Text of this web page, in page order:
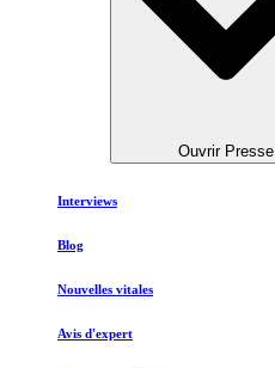
Ouvrir Presse
Interviews
Blog
Nouvelles vitales
Avis d'expert